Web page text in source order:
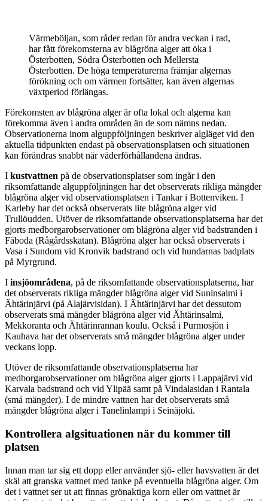
Värmeböljan, som råder redan för andra veckan i rad,
har fått förekomsterna av blågröna alger att öka i
Österbotten, Södra Österbotten och Mellersta
Österbotten. De höga temperaturerna främjar algernas
förökning och om värmen fortsätter, kan även algernas
växtperiod förlängas.
Förekomsten av blågröna alger är ofta lokal och algerna kan
förekomma även i andra områden än de som nämns nedan.
Observationerna inom alguppföljningen beskriver algläget vid den
aktuella tidpunkten endast på observationsplatsen och situationen
kan förändras snabbt när väderförhållandena ändras.
I kustvattnen på de observationsplatser som ingår i den
riksomfattande alguppföljningen har det observerats rikliga mängder
blågröna alger vid observationsplatsen i Tankar i Bottenviken. I
Karleby har det också observerats lite blågröna alger vid
Trullöudden. Utöver de riksomfattande observationsplatserna har det
gjorts medborgarobservationer om blågröna alger vid badstranden i
Fäboda (Rågårdsskatan). Blågröna alger har också observerats i
Vasa i Sundom vid Kronvik badstrand och vid hundarnas badplats
på Myrgrund.
I insjöområdena, på de riksomfattande observationsplatserna, har
det observerats rikliga mängder blågröna alger vid Suninsalmi i
Ähtärinjärvi (på Alajärvisidan). I Ähtärinjärvi har det dessutom
observerats små mängder blågröna alger vid Ähtärinsalmi,
Mekkoranta och Ähtärinrannan koulu. Också i Purmosjön i
Kauhava har det observerats små mängder blågröna alger under
veckans lopp.
Utöver de riksomfattande observationsplatserna har
medborgarobservationer om blågröna alger gjorts i Lappajärvi vid
Karvala badstrand och vid Ylipää samt på Vindalasidan i Rantala
(små mängder). I de mindre vattnen har det observerats små
mängder blågröna alger i Tanelinlampi i Seinäjoki.
Kontrollera algsituationen när du kommer till
platsen
Innan man tar sig ett dopp eller använder sjö- eller havsvatten är det
skäl att granska vattnet med tanke på eventuella blågröna alger. Om
det i vattnet ser ut att finnas grönaktiga korn eller om vattnet är